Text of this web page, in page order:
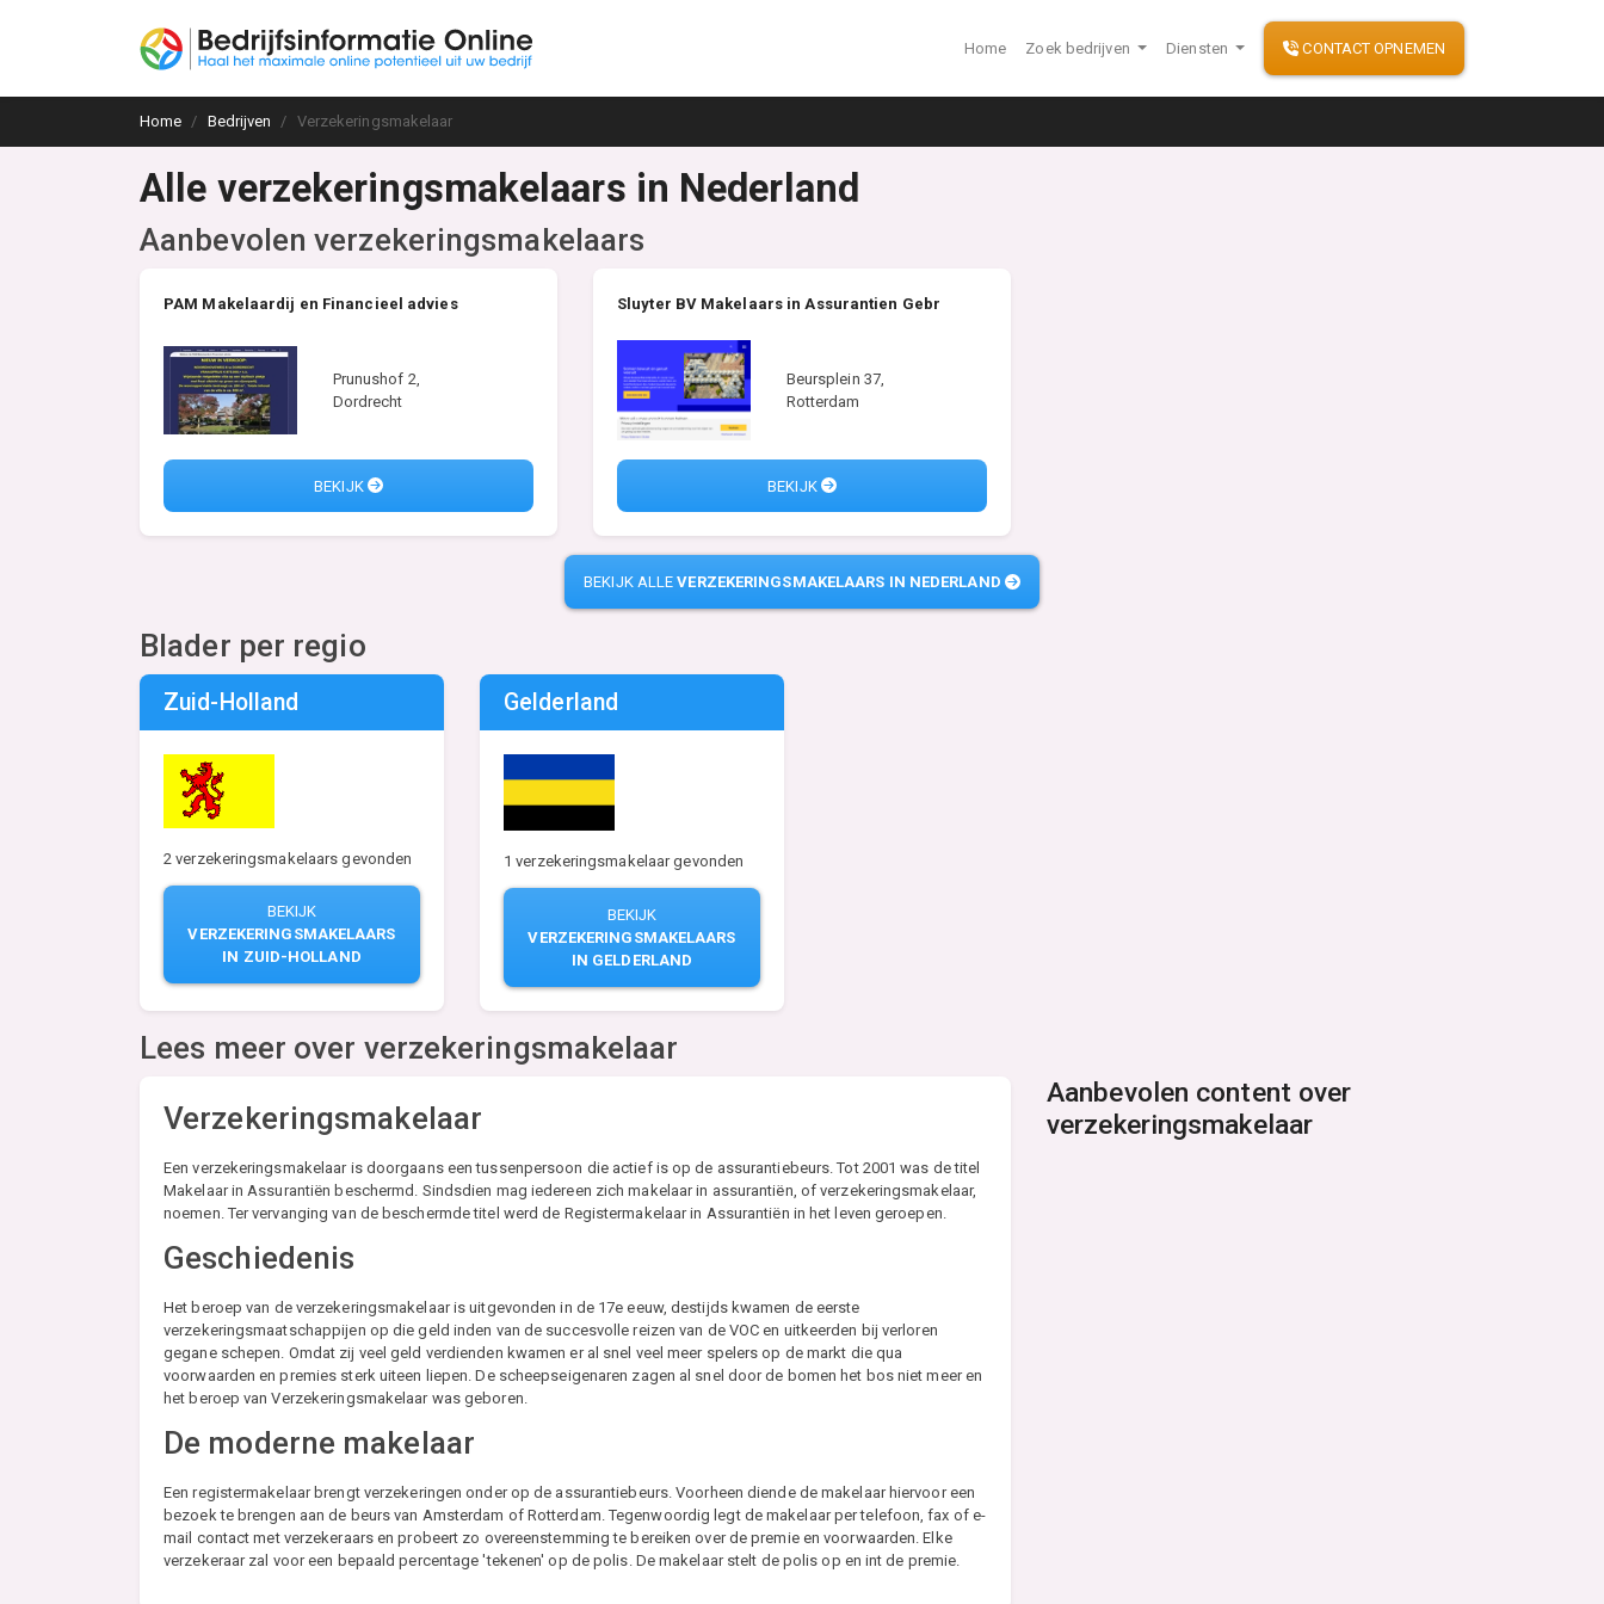
Home Zoek bedrijven Diensten CONTACT OPNEMEN
Home Bedrijven Verzekeringsmakelaar
Alle verzekeringsmakelaars in Nederland
Aanbevolen verzekeringsmakelaars
PAM Makelaardij en Financieel advies
Prunushof 2,
Dordrecht
BEKIJK
Sluyter BV Makelaars in Assurantien Gebr
Beursplein 37,
Rotterdam
BEKIJK
BEKIJK ALLEVERZEKERINGSMAKELAARS IN NEDERLAND
Blader per regio
Zuid-Holland
2 verzekeringsmakelaars gevonden
BEKIJK
VERZEKERINGSMAKELAARS
IN ZUID-HOLLAND
Gelderland
1 verzekeringsmakelaar gevonden
BEKIJK
VERZEKERINGSMAKELAARS
IN GELDERLAND
Lees meer over verzekeringsmakelaar
Verzekeringsmakelaar
Een verzekeringsmakelaar is doorgaans een tussenpersoon die actief is op de assurantiebeurs. Tot 2001 was de titel
Makelaar in Assurantiën beschermd. Sindsdien mag iedereen zich makelaar in assurantiën, of verzekeringsmakelaar,
noemen. Ter vervanging van de beschermde titel werd de Registermakelaar in Assurantiën in het leven geroepen.
Geschiedenis
Het beroep van de verzekeringsmakelaar is uitgevonden in de 17e eeuw, destijds kwamen de eerste
verzekeringsmaatschappijen op die geld inden van de succesvolle reizen van de VOC en uitkeerden bij verloren
gegane schepen. Omdat zij veel geld verdienden kwamen er al snel veel meer spelers op de markt die qua
voorwaarden en premies sterk uiteen liepen. De scheepseigenaren zagen al snel door de bomen het bos niet meer en
het beroep van Verzekeringsmakelaar was geboren.
De moderne makelaar
Een registermakelaar brengt verzekeringen onder op de assurantiebeurs. Voorheen diende de makelaar hiervoor een
bezoek te brengen aan de beurs van Amsterdam of Rotterdam. Tegenwoordig legt de makelaar per telefoon, fax of e-
mail contact met verzekeraars en probeert zo overeenstemming te bereiken over de premie en voorwaarden. Elke
verzekeraar zal voor een bepaald percentage 'tekenen' op de polis. De makelaar stelt de polis op en int de premie.
Aanbevolen content over
verzekeringsmakelaar